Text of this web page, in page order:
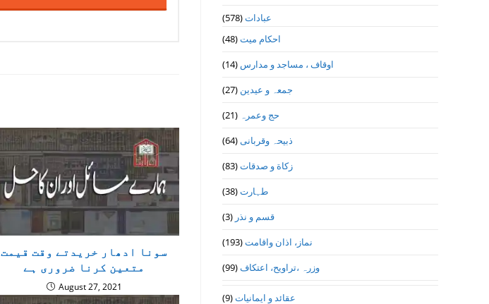
سونا ادھار خریدتے وقت قیمت
متعین کرنا ضروری ہے
August 27, 2021
عبادات(578)
احکام میت(48)
اوقاف ، مساجد و مدارس (14)
جمعہ و عیدین (27)
حج وعمرہ (21)
ذبیحہ وقربانی(64)
زکاة و صدقات(83)
طہارت(38)
قسم و نذر (3)
نماز، اذان واقامت(193)
وزرہ ،تراويح، اعتكاف(99)
عقائد و ایمانیات(9)